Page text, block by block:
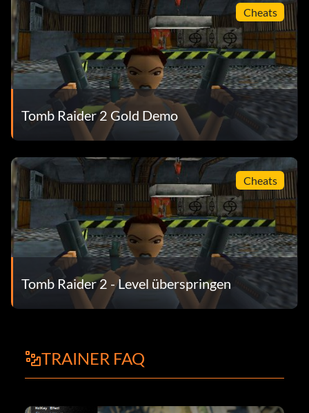
Cheats
Tomb Raider 2 Gold Demo
Cheats
Tomb Raider 2 - Level überspringen
TRAINER FAQ